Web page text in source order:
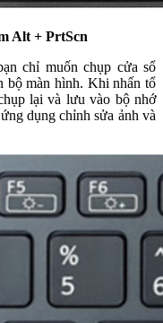
Alt + PrtScn
chỉ muốn chụp cửa sổ
bộ màn hình. Khi nhấn tổ
lại và lưu vào bộ nhớ
dụng chỉnh sửa ảnh và